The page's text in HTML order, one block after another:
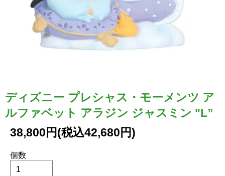
ディズニー プレシャス・モーメンツ ア
ルファベット アラジン ジャスミン "L”
38,800円(税込42,680円)
個数